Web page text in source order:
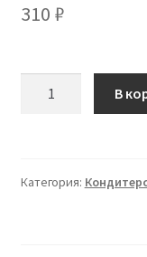
310 ₽
Гарри
В
Категория: